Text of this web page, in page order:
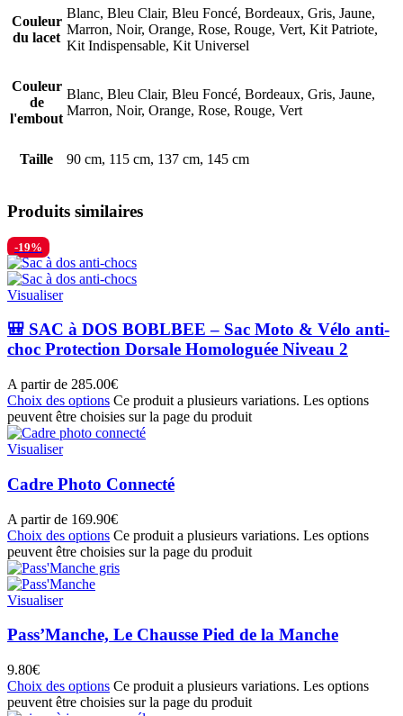
Couleur
du lacet
Blanc, Bleu Clair, Bleu Foncé, Bordeaux, Gris, Jaune,
Marron, Noir, Orange, Rose, Rouge, Vert, Kit Patriote,
Kit Indispensable, Kit Universel
Couleur
de
l'embout
Blanc, Bleu Clair, Bleu Foncé, Bordeaux, Gris, Jaune,
Marron, Noir, Orange, Rose, Rouge, Vert
Taille 90 cm, 115 cm, 137 cm, 145 cm
Produits similaires
-19%
Visualiser
🎒 SAC à DOS BOBLBEE – Sac Moto & Vélo anti-
choc Protection Dorsale Homologuée Niveau 2
A partir de 285.00€
Choix des options Ce produit a plusieurs variations. Les options
peuvent être choisies sur la page du produit
Visualiser
Cadre Photo Connecté
A partir de 169.90€
Choix des options Ce produit a plusieurs variations. Les options
peuvent être choisies sur la page du produit
Visualiser
Pass’Manche, Le Chausse Pied de la Manche
9.80€
Choix des options Ce produit a plusieurs variations. Les options
peuvent être choisies sur la page du produit